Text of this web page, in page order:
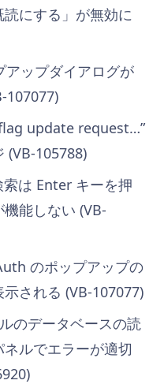
にする」が無効に
ップダイアログが
107077)
update request…”
(VB-105788)
は Enter キーを押
能しない (VB-
のポップアップの
される (VB-107077)
のデータベースの読
ルでエラーが適切